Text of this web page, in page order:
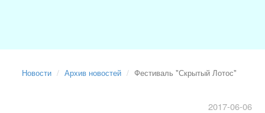
Новости Архив новостей Фестиваль "Скрытый Лотос"
2017-06-06